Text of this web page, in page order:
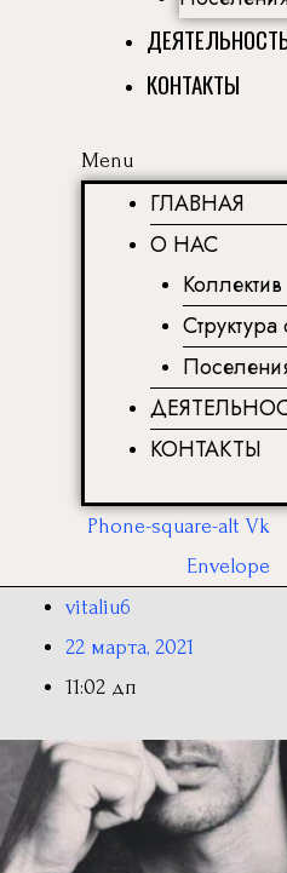
КОНТАКТЫ
Menu
ГЛАВНАЯ
О НАС
Коллектив
Структура
КОНТАКТЫ
Phone-square-alt Vk
Envelope
vitaliu6
22 марта, 2021
11:02 дп